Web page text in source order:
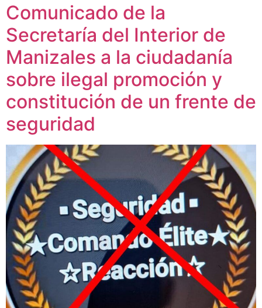
Comunicado de la
Secretaría del Interior de
Manizales a la ciudadanía
sobre ilegal promoción y
constitución de un frente de
seguridad